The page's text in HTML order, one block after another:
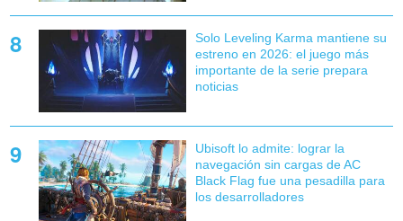
Solo Leveling Karma mantiene su
estreno en 2026: el juego más
importante de la serie prepara
noticias
Ubisoft lo admite: lograr la
navegación sin cargas de AC
Black Flag fue una pesadilla para
los desarrolladores